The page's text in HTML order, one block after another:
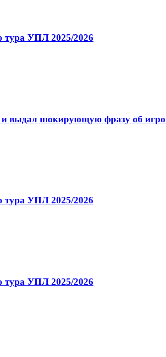
тура УПЛ 2025/2026
и выдал шокирующую фразу об
тура УПЛ 2025/2026
тура УПЛ 2025/2026